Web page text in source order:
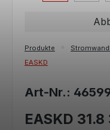
Produkte
EASKD
Art-Nr.:
EASKD